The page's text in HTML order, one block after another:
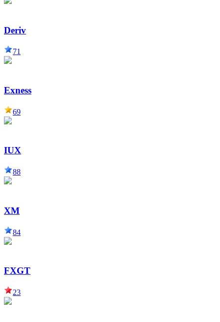
Deriv
71
Exness
69
IUX
88
XM
84
FXGT
23